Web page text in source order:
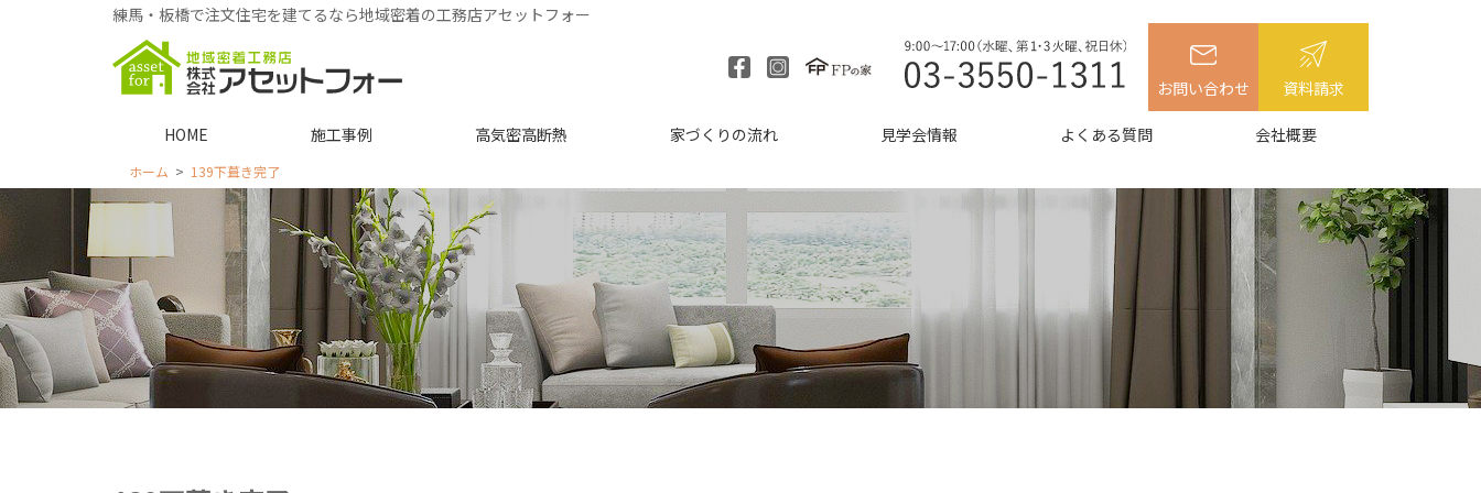
練馬・板橋で注文住宅を建てるなら地域密着の工務店アセットフォー
お問い合わせ 資料請求
HOME 施工事例 高気密高断熱 家づくりの流れ 見学会情報 よくある質問 会社概要
ホーム 139下葺き完了